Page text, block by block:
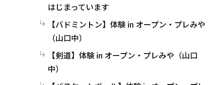
はじまっています
【バドミントン】体験 in オープン・プレみや
（山口中）
【剣道】体験 in オープン・プレみや（山口
中）